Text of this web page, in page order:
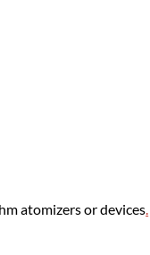
atomizers or devices